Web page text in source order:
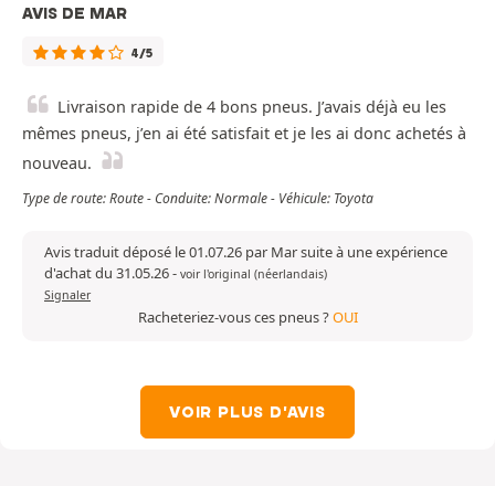
AVIS DE MAR
4/5
Livraison rapide de 4 bons pneus. J’avais déjà eu les
mêmes pneus, j’en ai été satisfait et je les ai donc achetés à
nouveau.
Type de route: Route - Conduite: Normale - Véhicule: Toyota
Avis traduit déposé le 01.07.26 par Mar suite à une expérience
d'achat du 31.05.26- voir l'original (néerlandais)
Signaler
Racheteriez-vous ces pneus ?OUI
VOIR PLUS D'AVIS